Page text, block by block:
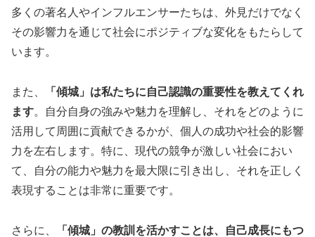
多くの著名人やインフルエンサーたちは、外見だけでなく
その影響力を通じて社会にポジティブな変化をもたらして
います。
また、
「傾城」は私たちに自己認識の重要性を教えてくれ
ます。自分自身の強みや魅力を理解し、それをどのように
活用して周囲に貢献できるかが、個人の成功や社会的影響
力を左右します。特に、現代の競争が激しい社会におい
て、自分の能力や魅力を最大限に引き出し、それを正しく
表現することは非常に重要です。
さらに、
「傾城」の教訓を活かすことは、自己成長にもつ